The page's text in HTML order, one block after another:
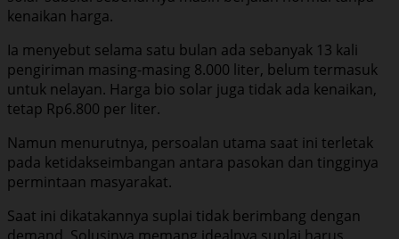
kenaikan harga.
Ia menyebut selama satu bulan ada sebanyak 13 kali
pengiriman masing-masing 8.000 liter, belum termasuk
untuk nelayan. Harga bio solar juga tidak ada kenaikan,
tetap Rp6.800 per liter.
Namun menurutnya, persoalan utama saat ini terletak
pada ketidakseimbangan antara pasokan dan tingginya
permintaan masyarakat.
Saat ini dikatakannya suplai tidak berimbang dengan